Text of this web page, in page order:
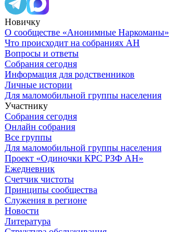
Новичку
О сообществе «Анонимные Наркоманы»
Что происходит на собраниях АН
Вопросы и ответы
Собрания сегодня
Информация для родственников
Личные истории
Для маломобильной группы населения
Участнику
Собрания сегодня
Онлайн собрания
Все группы
Для маломобильной группы населения
Проект «Одиночки КРС РЗФ АН»
Ежедневник
Счетчик чистоты
Принципы сообщества
Служения в регионе
Новости
Литература